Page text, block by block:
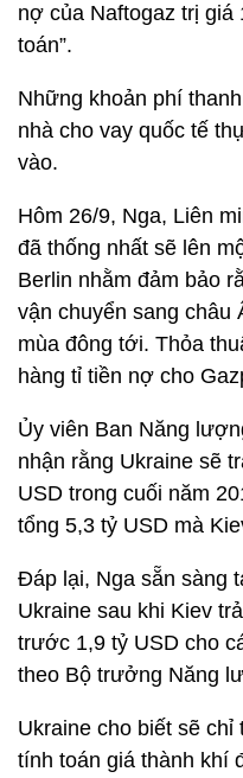
nợ của Naftogaz trị
toán”.
Những khoản phí
nhà cho vay quốc tế
vào.
Hôm 26/9, Nga, Liên
đã thống nhất sẽ lên
Berlin nhằm đảm bảo
vận chuyển sang châu
mùa đông tới. Thỏa
hàng tỉ tiền nợ cho
Ủy viên Ban Năng
nhận rằng Ukraine sẽ
USD trong cuối năm
tổng 5,3 tỷ USD mà
Đáp lại, Nga sẵn sàng
Ukraine sau khi Kiev
trước 1,9 tỷ USD cho
theo Bộ trưởng Năng
Ukraine cho biết sẽ chỉ
tính toán giá thành khí